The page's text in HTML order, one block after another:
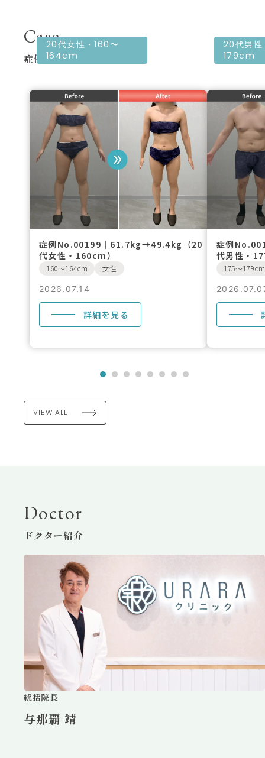
Case
症例
20代女性・160〜
164cm
症例No.00199｜61.7kg→49.4kg（20
代女性・160cm）
160〜164cm 女性
2026.07.14
詳細を見る
20代男性
179cm
症例
代男性・
175〜179cm
VIEW ALL
Doctor
ドクター紹介
統括院長
与那覇 靖